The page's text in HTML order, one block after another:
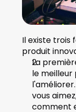
Il existe trois
produit
La
le
vous
comment